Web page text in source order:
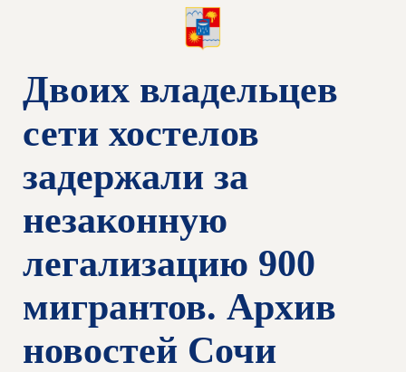
Двоих владельцев
сети хостелов
задержали за
незаконную
легализацию 900
мигрантов. Архив
новостей Сочи